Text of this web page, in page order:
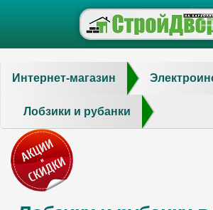
Интернет-магазин
Лобзики и рубанки